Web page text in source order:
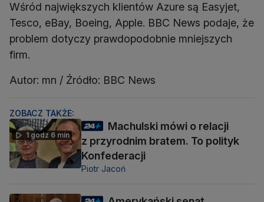
Wśród największych klientów Azure są Easyjet,
Tesco, eBay, Boeing, Apple. BBC News podaje, że
problem dotyczy prawdopodobnie mniejszych
firm.
Autor: mn / Źródło: BBC News
ZOBACZ TAKŻE:
1 godz 6 min
Machulski mówi o relacji
z przyrodnim bratem. To polityk
Konfederacji
Piotr Jacoń